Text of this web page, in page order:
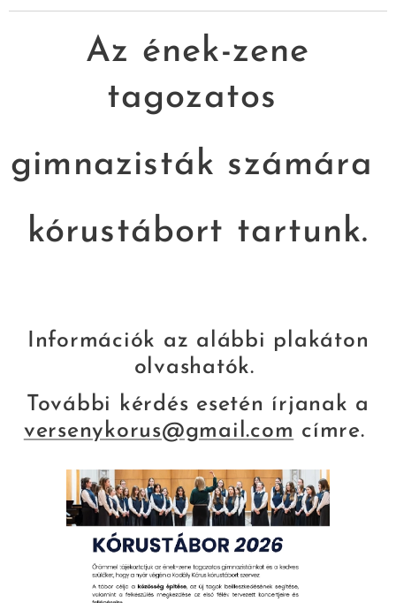
Az ének-zene
tagozatos
gimnazisták számára
kórustábort tartunk.
Információk az alábbi plakáton
olvashatók.
További kérdés esetén írjanak a
versenykorus@gmail.com címre.